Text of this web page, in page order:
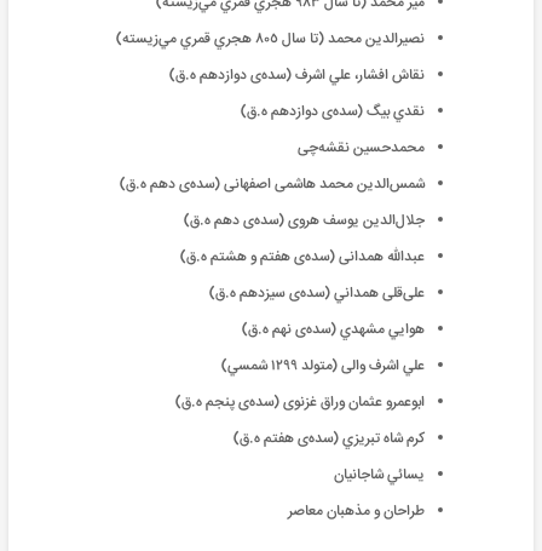
نصيرالدين محمد (تا سال ٨٠٥ هجري قمري ‌مي‌زيسته)
نقاش افشار، علي اشرف (سده‌ی دوازدهم ه.‌ق)
نقدي بيگ (سده‌ی دوازدهم ه.‌ق)
محمدحسين نقشه‌چی
شمس‌الدين محمد هاشمی اصفهانی (سده‌ی دهم ه.‌ق)
جلال‌الدين يوسف هروی (سده‌ی دهم ه‌.ق)
عبدالله همدانی (سده‌ی هفتم و هشتم ه.‌ق)
علی‌قلی همداني (سده‌ی سيزدهم ه.‌ق)
هوايي مشهدي (سده‌ی نهم ه.‌ق)
علي اشرف والی‌ (متولد ١٢٩٩ شمسي)
ابوعمرو عثمان وراق غزنوی (سده‌ی پنجم ه‌.ق)
کرم‌ شاه تبريزي (سده‌ی هفتم ه‌.ق)
يسائي شاجانيان
طراحان و مذهبان معاصر